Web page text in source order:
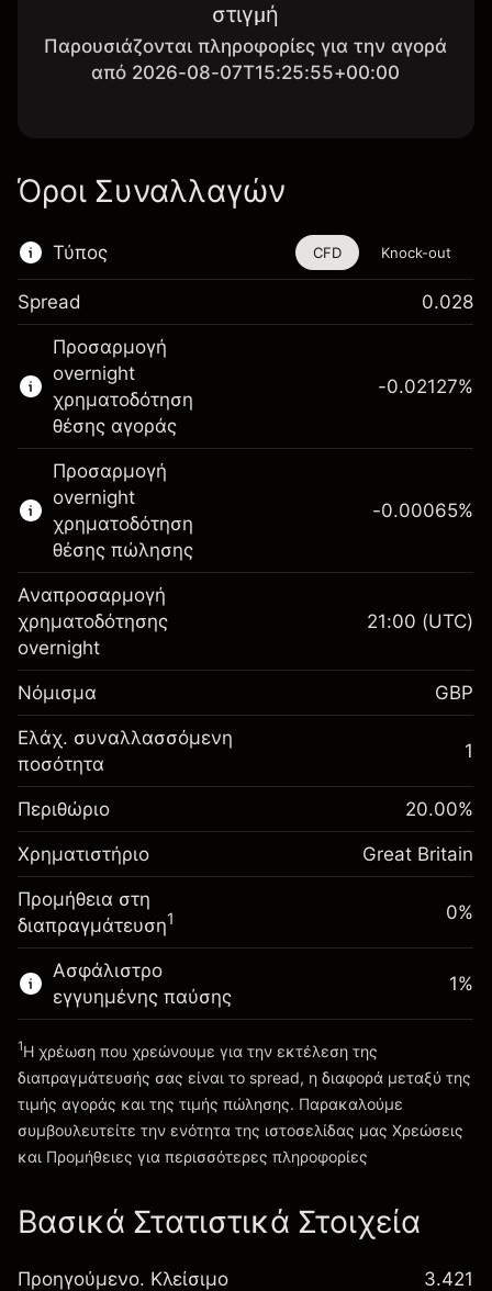
στιγμή
Παρουσιάζονται πληροφορίες για την αγορά
από 2026-08-07T15:25:55+00:00
Όροι Συναλλαγών
Τύπος
Αυτό το χρηματοοικονομικό εργαλείο είναι
διαθέσιμο για διαπραγμάτευση μέσω CFDs
και Knock-outs.
Μάθετε περισσότερα σχετικά με:
CFDs
Knock-outs
CFD Knock-out
Spread 0.028
Προσαρμογή
overnight
χρηματοδότηση
θέσης αγοράς
Περιθώριο. Η επένδυσή
σας
£1,000.00
Αναπροσαρμογή
χρηματοδότησης κατά
τη διάρκεια της νύχτας
Χρεώσεις από την πλήρη αξία
της θέσης
-0.021271
Μέγεθος διαπραγμάτευσης με μόχλευση
~£5,000.00
Χρήματα από μόχλευση ~
£4,000.00
Πηγαίνετε στην πλατφόρμα
-0.02127%
Προσαρμογή
overnight
χρηματοδότηση
θέσης πώλησης
Περιθώριο. Η επένδυσή
σας
Αναπροσαρμογή
χρηματοδότησης κατά
τη διάρκεια της νύχτας
Χρεώσεις από την πλήρη αξία
της θέσης
-0.000647
%
(-£0.03)
Μέγεθος διαπραγμάτευσης με μόχλευση
£5,000.00
Χρήματα από μόχλευση ~
Πηγαίνετε στην πλατφόρμα
-0.00065%
Αναπροσαρμογή
χρηματοδότησης
overnight
21:00 (UTC)
Νόμισμα GBP
Ελάχ. συναλλασσόμενη
ποσότητα
1
Περιθώριο 20.00%
Χρηματιστήριο Great Britain
Προμήθεια στη
διαπραγμάτευση1 0%
Ασφάλιστρο
εγγυημένης παύσης
Χρεώσεις και Τέλη
1%
1Η χρέωση που χρεώνουμε για την εκτέλεση της
διαπραγμάτευσής σας είναι το spread, η διαφορά μεταξύ της
τιμής αγοράς και της τιμής πώλησης. Παρακαλούμε
συμβουλευτείτε την ενότητα της ιστοσελίδας μας Χρεώσεις
και Προμήθειες για περισσότερες πληροφορίες
Βασικά Στατιστικά Στοιχεία
Προηγούμενο. Κλείσιμο 3.421